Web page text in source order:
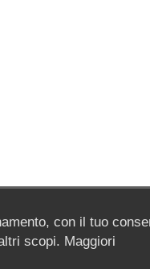
con il tuo
scopi. Maggiori